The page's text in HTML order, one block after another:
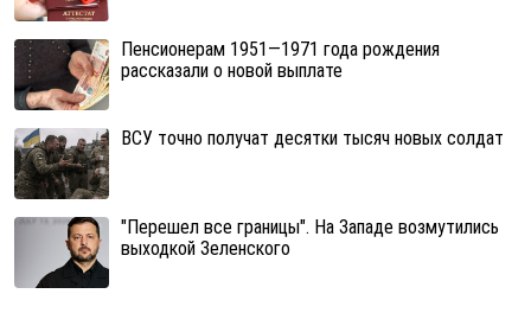
Пенсионерам 1951—1971 года рождения
рассказали о новой выплате
ВСУ точно получат десятки тысяч новых солдат
"Перешел все границы". На Западе возмутились
выходкой Зеленского